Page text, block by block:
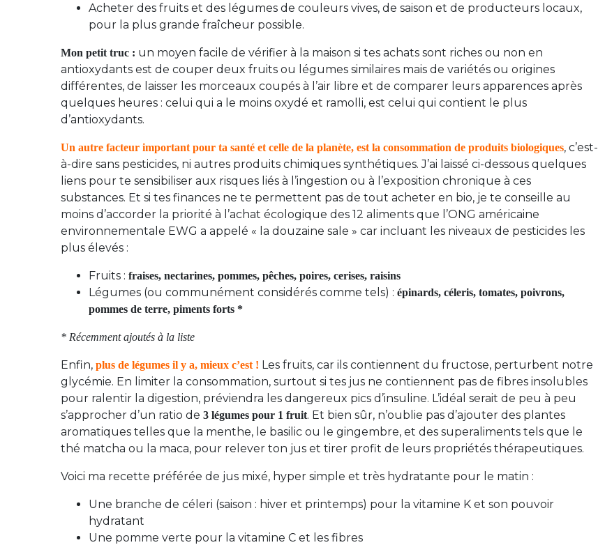
Acheter des fruits et des légumes de couleurs vives, de saison et de producteurs locaux,
pour la plus grande fraîcheur possible.
Mon petit truc : un moyen facile de vérifier à la maison si tes achats sont riches ou non en
antioxydants est de couper deux fruits ou légumes similaires mais de variétés ou origines
différentes, de laisser les morceaux coupés à l’air libre et de comparer leurs apparences après
quelques heures : celui qui a le moins oxydé et ramolli, est celui qui contient le plus
d’antioxydants.
Un autre facteur important pour ta santé et celle de la planète, est la consommation de produits biologiques, c’est-
à-dire sans pesticides, ni autres produits chimiques synthétiques. J’ai laissé ci-dessous quelques
liens pour te sensibiliser aux risques liés à l’ingestion ou à l’exposition chronique à ces
substances. Et si tes finances ne te permettent pas de tout acheter en bio, je te conseille au
moins d’accorder la priorité à l’achat écologique des 12 aliments que l’ONG américaine
environnementale EWG a appelé « la douzaine sale » car incluant les niveaux de pesticides les
plus élevés :
Fruits : fraises, nectarines, pommes, pêches, poires, cerises, raisins
Légumes (ou communément considérés comme tels) : épinards, céleris, tomates, poivrons,
pommes de terre, piments forts *
* Récemment ajoutés à la liste
Enfin, plus de légumes il y a, mieux c’est ! Les fruits, car ils contiennent du fructose, perturbent notre
glycémie. En limiter la consommation, surtout si tes jus ne contiennent pas de fibres insolubles
pour ralentir la digestion, préviendra les dangereux pics d’insuline. L’idéal serait de peu à peu
s’approcher d’un ratio de 3 légumes pour 1 fruit. Et bien sûr, n’oublie pas d’ajouter des plantes
aromatiques telles que la menthe, le basilic ou le gingembre, et des superaliments tels que le
thé matcha ou la maca, pour relever ton jus et tirer profit de leurs propriétés thérapeutiques.
Voici ma recette préférée de jus mixé, hyper simple et très hydratante pour le matin :
Une branche de céleri (saison : hiver et printemps) pour la vitamine K et son pouvoir
hydratant
Une pomme verte pour la vitamine C et les fibres